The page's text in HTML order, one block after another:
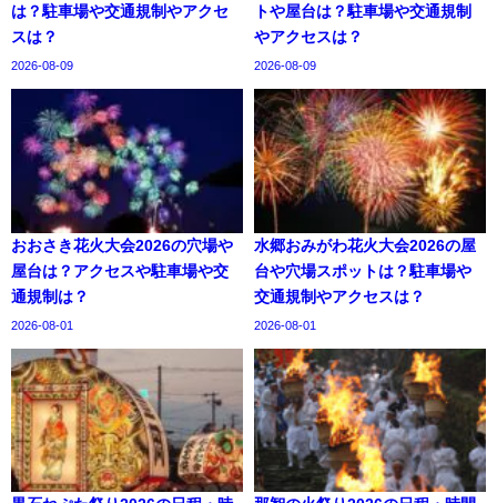
は？駐車場や交通規制やアクセ
スは？
2026-08-09
トや屋台は？駐車場や交通規制
やアクセスは？
2026-08-09
おおさき花火大会2026の穴場や
屋台は？アクセスや駐車場や交
通規制は？
2026-08-01
水郷おみがわ花火大会2026の屋
台や穴場スポットは？駐車場や
交通規制やアクセスは？
2026-08-01